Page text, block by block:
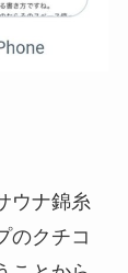
ウナ錦糸
のクチコ